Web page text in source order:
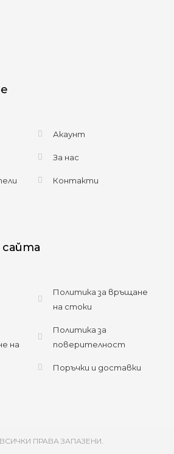
Акаунт
За нас
Контакти
на
Политика за връщане
на стоки
Политика за
поверителност
Поръчки и доставки
ПРАВА ЗАПАЗЕНИ.